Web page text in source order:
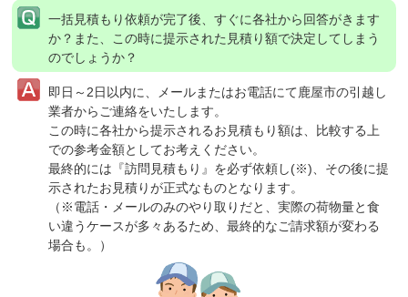
一括見積もり依頼が完了後、すぐに各社から回答がきます
か？ また、この時に提示された見積り額で決定してしまう
のでしょうか？
即日～2日以内に、メールまたはお電話にて鹿屋市の引越し
業者からご連絡をいたします。
この時に各社から提示されるお見積もり額は、比較する上
での参考金額としてお考えください。
最終的には『訪問見積もり』を必ず依頼し(※)、その後に提
示されたお見積りが正式なものとなります。
（※電話・メールのみのやり取りだと、実際の荷物量と食
い違うケースが多々あるため、最終的なご請求額が変わる
場合も。）